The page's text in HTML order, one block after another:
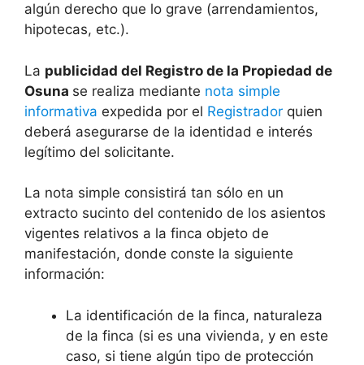
algún derecho que lo grave (arrendamientos,
hipotecas, etc.).
La publicidad del Registro de la Propiedad de
Osuna se realiza mediante nota simple
informativa expedida por el Registrador quien
deberá asegurarse de la identidad e interés
legítimo del solicitante.
La nota simple consistirá tan sólo en un
extracto sucinto del contenido de los asientos
vigentes relativos a la finca objeto de
manifestación, donde conste la siguiente
información:
La identificación de la finca, naturaleza
de la finca (si es una vivienda, y en este
caso, si tiene algún tipo de protección